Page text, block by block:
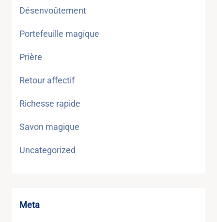
Désenvoûtement
Portefeuille magique
Prière
Retour affectif
Richesse rapide
Savon magique
Uncategorized
Meta